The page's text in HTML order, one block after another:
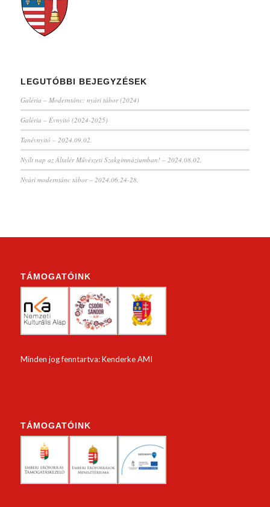
LEGUTÓBBI BEJEGYZÉSEK
Galéria – Moderntánc: nyári tábor (2024)
Galéria – Évnyitó (2024-2025)
Tanévnyitó – 2024.09.02.
Nyílt nap az Általér Művészeti Szakgimnáziumban! – 2024.08.02.
Nyári moderntánc tábor – 2024.06.24-28.
TÁMOGATÓINK
Minden jog fenntartva: Kenderke AMI
TÁMOGATÓINK